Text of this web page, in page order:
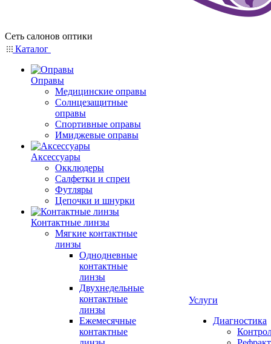
Сеть салонов оптики
Каталог
Оправы
Медицинские оправы
Солнцезащитные
оправы
Спортивные оправы
Имиджевые оправы
Аксессуары
Окклюдеры
Салфетки и спреи
Футляры
Цепочки и шнурки
Контактные линзы
Мягкие контактные
линзы
Однодневные
контактные
линзы
Двухнедельные
контактные
линзы
Ежемесячные
контактные
Услуги
Диагностика